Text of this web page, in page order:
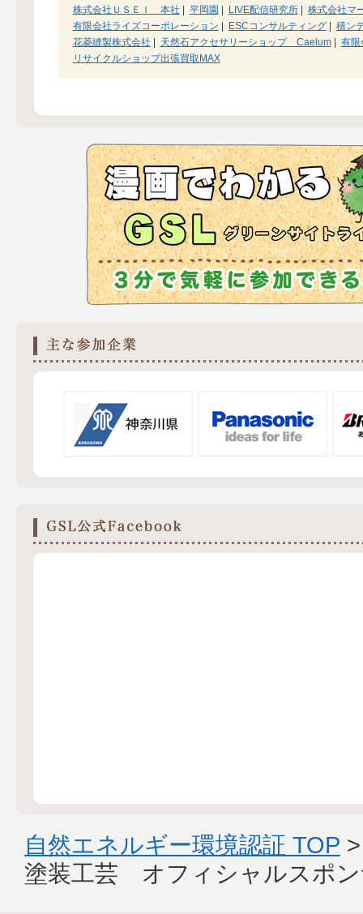
株式会社ＵＳＥＩ 本社 | 平岡園 | LIVE配信研究所| 株式会社マ
有限会社ライズコーポレーション | ESCコンサルティング| 積ン
花菱縫製株式会社 | 天然石アクセサリーショップ Caelum| 有限
リサイクルショップ出張買取MAX
自然エネルギー環境認証 TOP
塗装工芸 オフィシャルスポン